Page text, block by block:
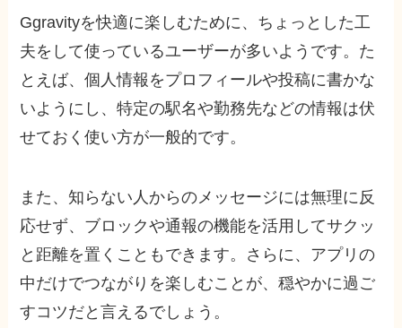
Ggravityを快適に楽しむために、ちょっとした工
夫をして使っているユーザーが多いようです。た
とえば、個人情報をプロフィールや投稿に書かな
いようにし、特定の駅名や勤務先などの情報は伏
せておく使い方が一般的です。
また、知らない人からのメッセージには無理に反
応せず、ブロックや通報の機能を活用してサクッ
と距離を置くこともできます。さらに、アプリの
中だけでつながりを楽しむことが、穏やかに過ご
すコツだと言えるでしょう。